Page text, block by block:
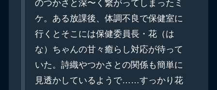
のつかさと深〜く繋がってしまったミ
ケ。ある放課後、体調不良で保健室に
行くとそこには保健委員長・花（は
な）ちゃんの甘々癒らし対応が待って
いた。詩織やつかさとの関係も簡単に
見透かしているようで……すっかり花